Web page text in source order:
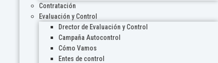
Contratación
Evaluación y Control
Drector de Evaluación y Control
Campaña Autocontrol
Cómo Vamos
Entes de control